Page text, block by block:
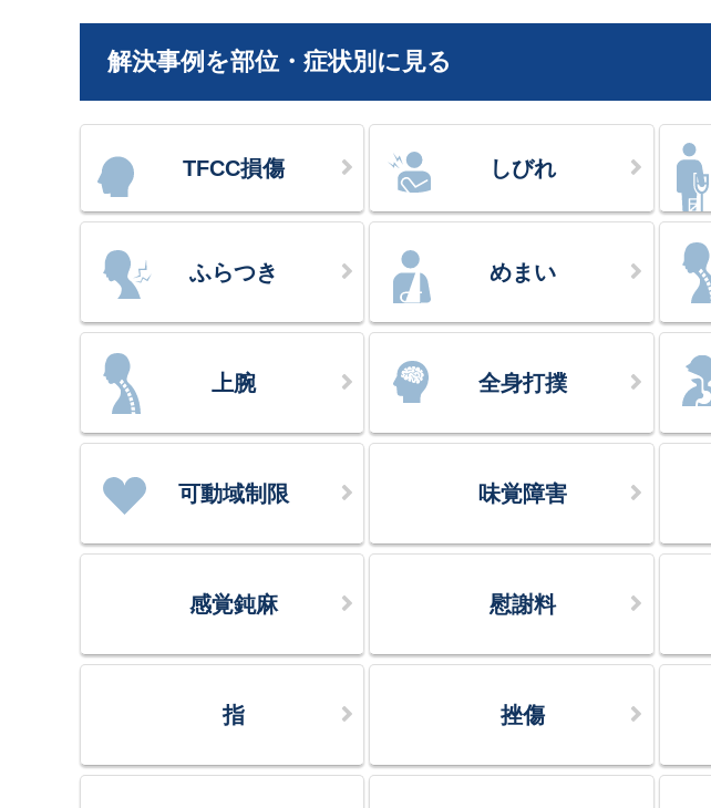
解決事例を部位・症状別に見る
TFCC損傷 しびれ
ふらつき めまい
上腕 全身打撲
可動域制限 味覚障害
感覚鈍麻 慰謝料
指 挫傷